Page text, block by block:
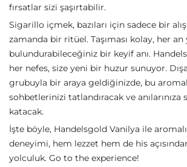
fırsatlar sizi şaşırtabilir.
Sigarillo içmek, bazıları için sadece bir
zamanda bir ritüel. Taşıması kolay, her an
bulundurabileceğiniz bir keyif anı.
her nefes, size yeni bir huzur sunuyor.
grubuyla bir araya geldiğinizde, bu
sohbetlerinizi tatlandıracak ve anılarınıza
katacak.
İşte böyle, Handelsgold Vanilya ile
deneyimi, hem lezzet hem de his
yolculuk. Go to the experience!